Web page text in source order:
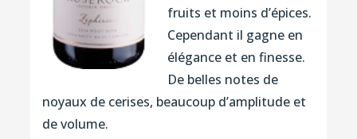
fruits et moins d’épices.
Cependant il gagne en
élégance et en finesse.
De belles notes de
noyaux de cerises, beaucoup d’amplitude et
de volume.